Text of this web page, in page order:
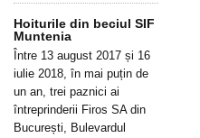
Hoiturile din beciul SIF
Muntenia
Între 13 august 2017 și 16
iulie 2018, în mai puțin de
un an, trei paznici ai
întreprinderii Firos SA din
București, Bulevardul